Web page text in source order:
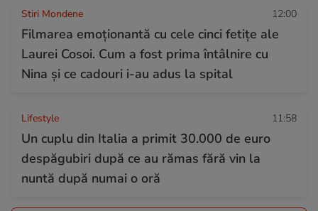
Stiri Mondene 12:00
Filmarea emoționantă cu cele cinci fetițe ale
Laurei Cosoi. Cum a fost prima întâlnire cu
Nina și ce cadouri i-au adus la spital
Lifestyle 11:58
Un cuplu din Italia a primit 30.000 de euro
despăgubiri după ce au rămas fără vin la
nuntă după numai o oră